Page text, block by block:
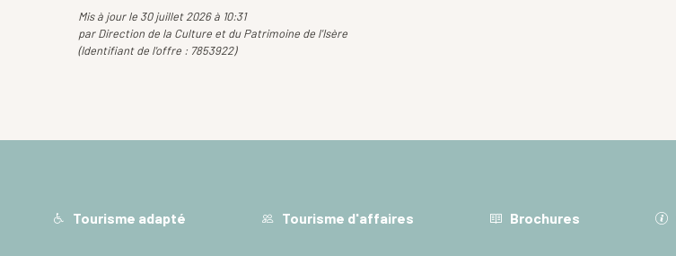
Mis à jour le 30 juillet 2026 à 10:31
par Direction de la Culture et du Patrimoine de l'Isère
(Identifiant de l'offre : 7853922)
Tourisme adapté Tourisme d'affaires Brochures